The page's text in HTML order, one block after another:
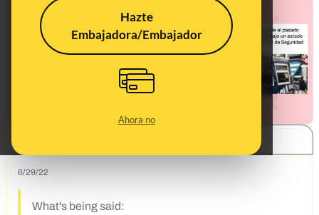
Hazte
Embajadora/Embajador
Ahora no
6/29/22
What's being said: